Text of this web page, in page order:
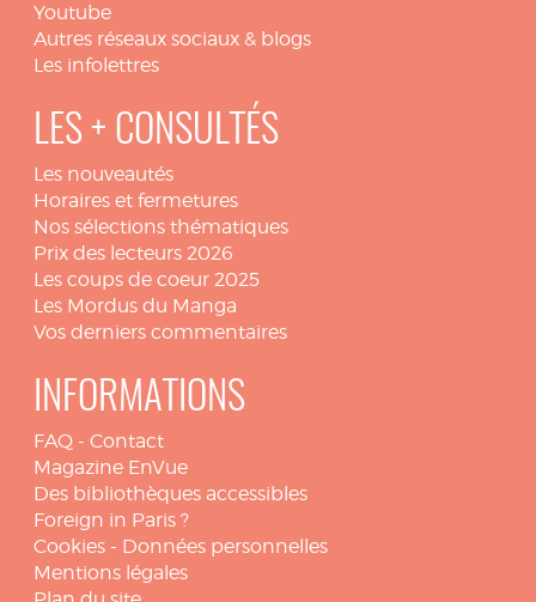
Youtube
Autres réseaux sociaux & blogs
Les infolettres
LES + CONSULTÉS
Les nouveautés
Horaires et fermetures
Nos sélections thématiques
Prix des lecteurs 2026
Les coups de coeur 2025
Les Mordus du Manga
Vos derniers commentaires
INFORMATIONS
FAQ - Contact
Magazine EnVue
Des bibliothèques accessibles
Foreign in Paris ?
Cookies - Données personnelles
Mentions légales